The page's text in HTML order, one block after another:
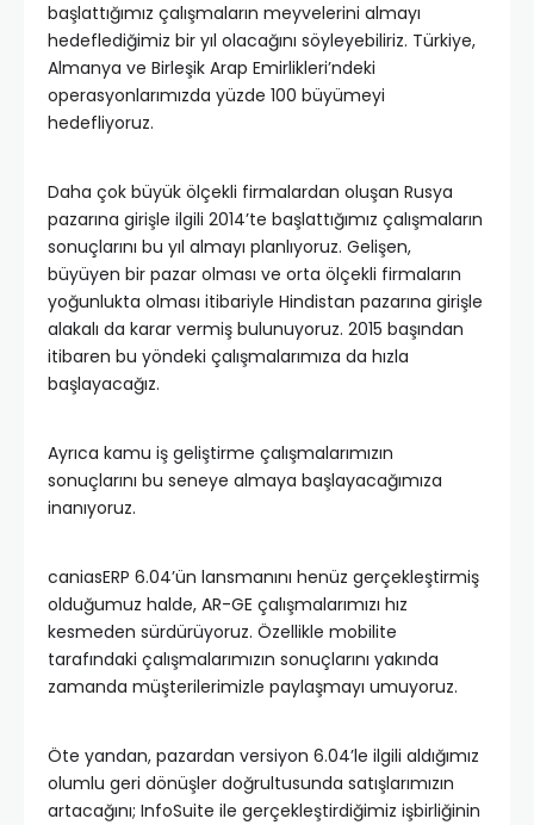
başlattığımız çalışmaların meyvelerini almayı
hedeflediğimiz bir yıl olacağını söyleyebiliriz. Türkiye,
Almanya ve Birleşik Arap Emirlikleri’ndeki
operasyonlarımızda yüzde 100 büyümeyi
hedefliyoruz.
Daha çok büyük ölçekli firmalardan oluşan Rusya
pazarına girişle ilgili 2014’te başlattığımız çalışmaların
sonuçlarını bu yıl almayı planlıyoruz. Gelişen,
büyüyen bir pazar olması ve orta ölçekli firmaların
yoğunlukta olması itibariyle Hindistan pazarına girişle
alakalı da karar vermiş bulunuyoruz. 2015 başından
itibaren bu yöndeki çalışmalarımıza da hızla
başlayacağız.
Ayrıca kamu iş geliştirme çalışmalarımızın
sonuçlarını bu seneye almaya başlayacağımıza
inanıyoruz.
caniasERP 6.04’ün lansmanını henüz gerçekleştirmiş
olduğumuz halde, AR-GE çalışmalarımızı hız
kesmeden sürdürüyoruz. Özellikle mobilite
tarafındaki çalışmalarımızın sonuçlarını yakında
zamanda müşterilerimizle paylaşmayı umuyoruz.
Öte yandan, pazardan versiyon 6.04’le ilgili aldığımız
olumlu geri dönüşler doğrultusunda satışlarımızın
artacağını; InfoSuite ile gerçekleştirdiğimiz işbirliğinin